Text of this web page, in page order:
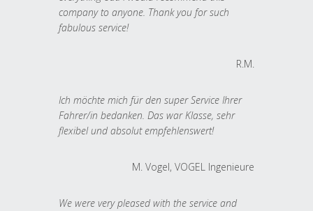
company to anyone. Thank you for such
fabulous service!
R.M.
Ich möchte mich für den super Service Ihrer
Fahrer/in bedanken. Das war Klasse, sehr
flexibel und absolut empfehlenswert!
M. Vogel, VOGEL Ingenieure
We were very pleased with the service and